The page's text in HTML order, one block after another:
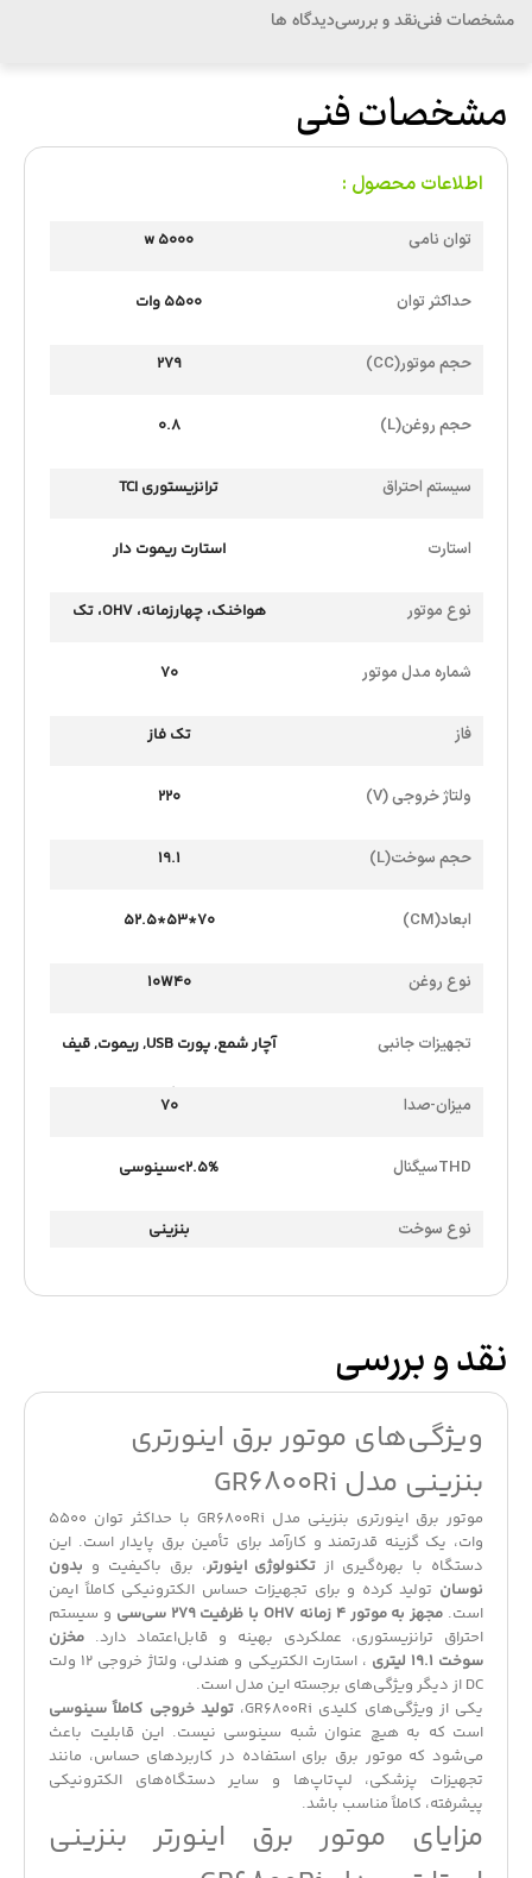
مشخصات فنینقد و بررسیدیدگاه ها
مشخصات فنی
اطلاعات محصول :
توان نامی 5000 w
حداکثر توان 5500 وات
حجم موتور(CC) 279
حجم روغن(L) 0.8
سیستم احتراق ترانزیستوری TCI
استارت استارت ریموت دار
نوع موتور هواخنک، چهارزمانه، OHV، تک
سیلندر شماره مدل موتور 70
فاز تک فاز
ولتاژ خروجی (V) 220
حجم سوخت(L) 19.1
ابعاد(CM) 70*53*52.5
نوع روغن 10W40
تجهیزات جانبی آچار شمع,پورت USB ,ریموت,قیف
,کابل DC میزان-صدا 70
THDسیگنال 2.5%>سینوسی
نوع سوخت بنزینی
نقد و بررسی
ویژگی‌های موتور برق اینورتری
بنزینی مدل GR6800Ri
موتور برق اینورتری بنزینی مدل GR6800Ri با حداکثر توان 5500
وات، یک گزینه قدرتمند و کارآمد برای تأمین برق پایدار است. این
دستگاه با بهره‌گیری از تکنولوژی اینورتر، برق باکیفیت و بدون
نوسان تولید کرده و برای تجهیزات حساس الکترونیکی کاملاً ایمن
است. مجهز به موتور 4 زمانه OHV با ظرفیت 279 سی‌سی
و سیستم
احتراق ترانزیستوری، عملکردی بهینه و قابل‌اعتماد دارد. مخزن
سوخت 19.1 لیتری
، استارت الکتریکی و هندلی، ولتاژ خروجی 12 ولت
DC از دیگر ویژگی‌های برجسته این مدل است.
یکی از ویژگی‌های کلیدی GR6800Ri،
تولید خروجی کاملاً سینوسی
است که به هیچ عنوان شبه سینوسی نیست. این قابلیت باعث
می‌شود که موتور برق برای استفاده در کاربردهای حساس، مانند
تجهیزات پزشکی، لپ‌تاپ‌ها و سایر دستگاه‌های الکترونیکی
پیشرفته، کاملاً مناسب باشد.
مزایای موتور برق اینورتر بنزینی